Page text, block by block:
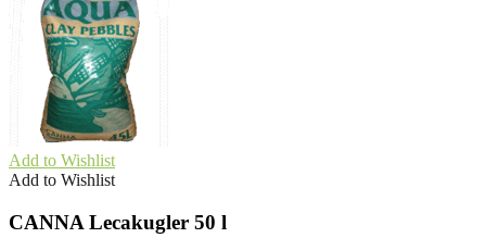
Add to Wishlist
Add to Wishlist
CANNA Lecakugler 50 l